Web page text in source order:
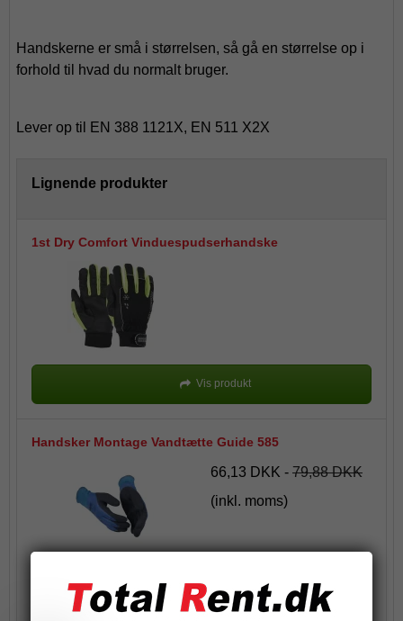
Handskerne er små i størrelsen, så gå en størrelse op i
forhold til hvad du normalt bruger.
Lever op til EN 388 1121X, EN 511 X2X
Lignende produkter
1st Dry Comfort Vinduespudserhandske
Vis produkt
Handsker Montage Vandtætte Guide 585
66,13 DKK - 79,88 DKK
(inkl. moms)
Vis produkt